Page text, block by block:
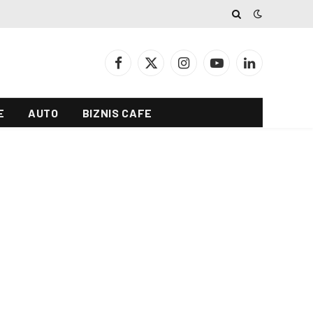
Facebook
X
InstagramYouTubeLinkedIn
AUTO BIZNIS CAFE